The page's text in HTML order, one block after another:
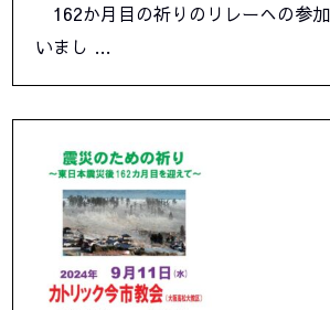
162か月目の祈りのリレーへの参
いまし …